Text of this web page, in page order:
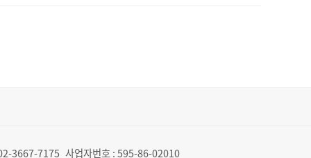
3667-7175 사업자번호 :595-86-02010